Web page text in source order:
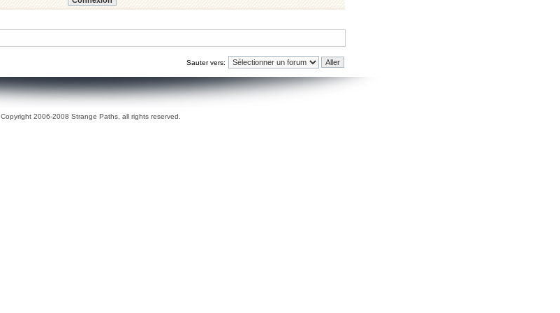
Sauter vers:
Copyright 2006-2008 Strange Paths, all rights reserved.